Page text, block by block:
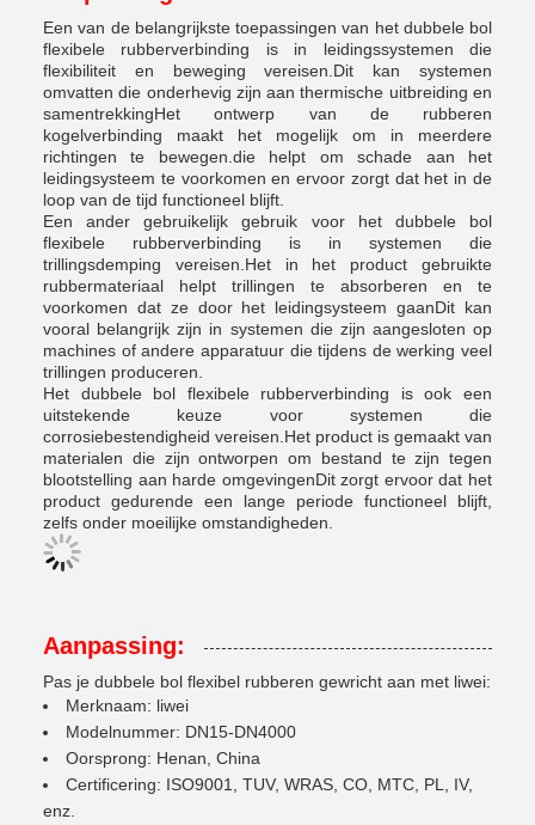
Een van de belangrijkste toepassingen van het dubbele bol
flexibele rubberverbinding is in leidingssystemen die
flexibiliteit en beweging vereisen.Dit kan systemen
omvatten die onderhevig zijn aan thermische uitbreiding en
samentrekkingHet ontwerp van de rubberen
kogelverbinding maakt het mogelijk om in meerdere
richtingen te bewegen.die helpt om schade aan het
leidingsysteem te voorkomen en ervoor zorgt dat het in de
loop van de tijd functioneel blijft.
Een ander gebruikelijk gebruik voor het dubbele bol
flexibele rubberverbinding is in systemen die
trillingsdemping vereisen.Het in het product gebruikte
rubbermateriaal helpt trillingen te absorberen en te
voorkomen dat ze door het leidingsysteem gaanDit kan
vooral belangrijk zijn in systemen die zijn aangesloten op
machines of andere apparatuur die tijdens de werking veel
trillingen produceren.
Het dubbele bol flexibele rubberverbinding is ook een
uitstekende keuze voor systemen die
corrosiebestendigheid vereisen.Het product is gemaakt van
materialen die zijn ontworpen om bestand te zijn tegen
blootstelling aan harde omgevingenDit zorgt ervoor dat het
product gedurende een lange periode functioneel blijft,
zelfs onder moeilijke omstandigheden.
Aanpassing:
Pas je dubbele bol flexibel rubberen gewricht aan met liwei:
Merknaam: liwei
Modelnummer: DN15-DN4000
Oorsprong: Henan, China
Certificering: ISO9001, TUV, WRAS, CO, MTC, PL, IV,
enz.